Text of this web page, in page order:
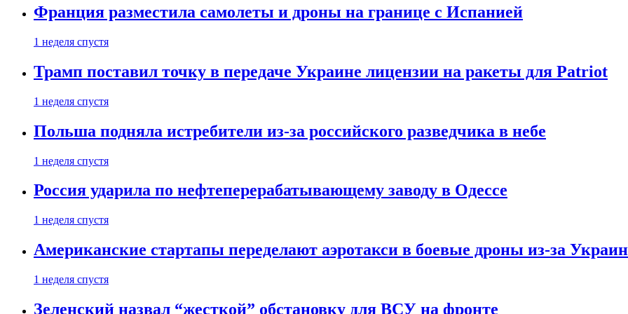
Франция разместила самолеты и дроны на границе с Испанией
1 неделя спустя
Трамп поставил точку в передаче Украине лицензии на ракеты для Patriot
1 неделя спустя
Польша подняла истребители из-за российского разведчика в небе
1 неделя спустя
Россия ударила по нефтеперерабатывающему заводу в Одессе
1 неделя спустя
Американские стартапы переделают аэротакси в боевые дроны из-за
1 неделя спустя
Зеленский назвал “жесткой” обстановку для ВСУ на фронте